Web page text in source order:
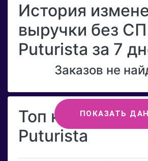
История
выручки без
Puturista за 7
ПОКАЗАТЬ
Заказов не
Топ категорий
Puturista